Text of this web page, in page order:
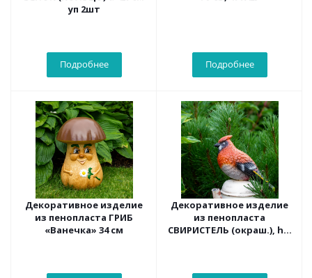
уп 2шт
Подробнее Подробнее
Декоративное изделие
из пенопласта ГРИБ
«Ванечка» 34 см
Декоративное изделие
из пенопласта
СВИРИСТЕЛЬ (окраш.), h =